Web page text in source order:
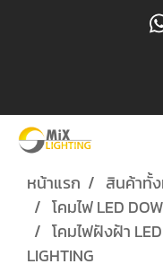
หน้าแรก สินค้าทั้
โคมไฟ LED
โคมไฟฝังฝ้า
LIGHTING